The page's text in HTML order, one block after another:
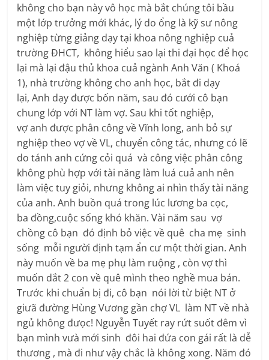
không cho bạn này vô học mà bắt chúng tôi bầu
một lớp trưởng mới khác, lý do ổng là kỹ sư nông
nghiệp từng giảng dạy tại khoa nông nghiệp cuả
trường ĐHCT, không hiểu sao lại thi đại học để học
lại mà lại đậu thủ khoa cuả ngành Anh Văn ( Khoá
1), nhà trường không cho anh học, bắt đi dạy
lại, Anh dạy được bốn năm, sau đó cưới cô bạn
chung lớp với NT làm vợ. Sau khi tốt nghiệp,
vợ anh được phân công về Vĩnh long, anh bỏ sự
nghiệp theo vợ về VL, chuyển công tác, nhưng có lẽ
do tánh anh cứng cỏi quá và công việc phân công
không phù hợp với tài năng làm luá cuả anh nên
làm việc tuy giỏi, nhưng không ai nhìn thấy tài năng
của anh. Anh buồn quá trong lúc lương ba cọc,
ba đồng,cuộc sống khó khăn. Vài năm sau vợ
chồng cô bạn đó định bỏ việc về quê cha mẹ sinh
sống mỗi người định tạm ẩn cư một thời gian. Anh
này muốn về ba mẹ phụ làm ruộng , còn vợ thì
muốn dắt 2 con về quê mình theo nghề mua bán.
Trước khi chuẩn bị đi, cô bạn nói lời từ biệt NT ở
giưã đường Hùng Vương gần chợ VL làm NT về nhà
ngủ không đưọc! Nguyễn Tuyết ray rứt suốt đêm vì
bạn mình vưà mới sinh đôi hai đứa con gái rất là dễ
thương , mà đi như vậy chắc là không xong. Năm đó